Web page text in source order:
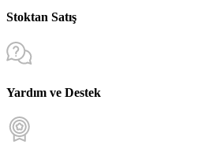
Stoktan Satış
Yardım ve Destek